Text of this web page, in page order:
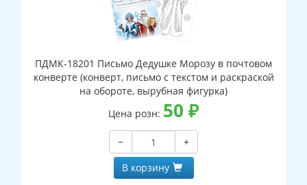
ПДМК-18201 Письмо Дедушке Морозу в почтовом
конверте (конверт, письмо с текстом и раскраской
на обороте, вырубная фигурка)
Цена розн: 50 ₽
−
+
В корзину